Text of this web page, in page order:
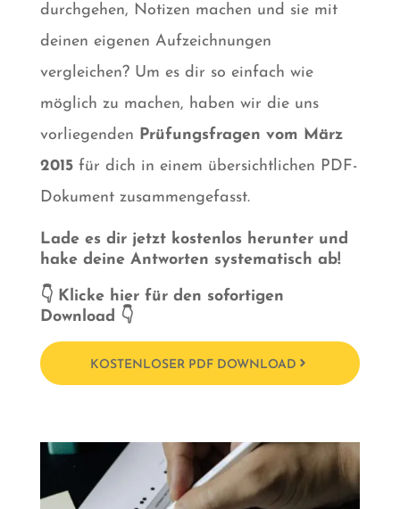
durchgehen, Notizen machen und sie mit
deinen eigenen Aufzeichnungen
vergleichen? Um es dir so einfach wie
möglich zu machen, haben wir die uns
vorliegenden Prüfungsfragen vom März
2015für dich in einem übersichtlichen PDF-
Dokument zusammengefasst.
Lade es dir jetzt kostenlos herunter und
hake deine Antworten systematisch ab!
👇 Klicke hier für den sofortigen
Download 👇
KOSTENLOSER PDF DOWNLOAD